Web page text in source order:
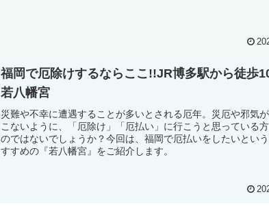
福岡で厄除けするならここ!!JR博多駅から徒歩
若八幡宮
災難や不幸に遭遇することが多いとされる厄年。災厄や邪気
こないように、「厄除け」「厄払い」に行こうと思っている
のではないでしょうか？今回は、福岡で厄払いをしたいとい
すすめの『若八幡宮』をご紹介します。